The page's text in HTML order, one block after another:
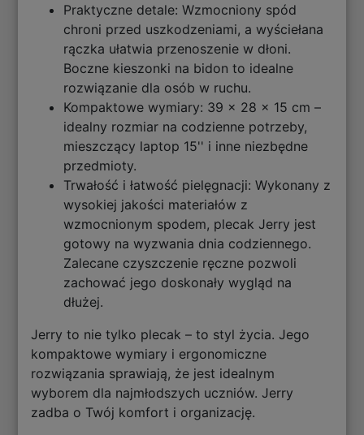
Praktyczne detale: Wzmocniony spód
chroni przed uszkodzeniami, a wyściełana
rączka ułatwia przenoszenie w dłoni.
Boczne kieszonki na bidon to idealne
rozwiązanie dla osób w ruchu.
Kompaktowe wymiary: 39 x 28 x 15 cm –
idealny rozmiar na codzienne potrzeby,
mieszczący laptop 15'' i inne niezbędne
przedmioty.
Trwałość i łatwość pielęgnacji: Wykonany z
wysokiej jakości materiałów z
wzmocnionym spodem, plecak Jerry jest
gotowy na wyzwania dnia codziennego.
Zalecane czyszczenie ręczne pozwoli
zachować jego doskonały wygląd na
dłużej.
Jerry to nie tylko plecak – to styl życia. Jego
kompaktowe wymiary i ergonomiczne
rozwiązania sprawiają, że jest idealnym
wyborem dla najmłodszych uczniów. Jerry
zadba o Twój komfort i organizację.